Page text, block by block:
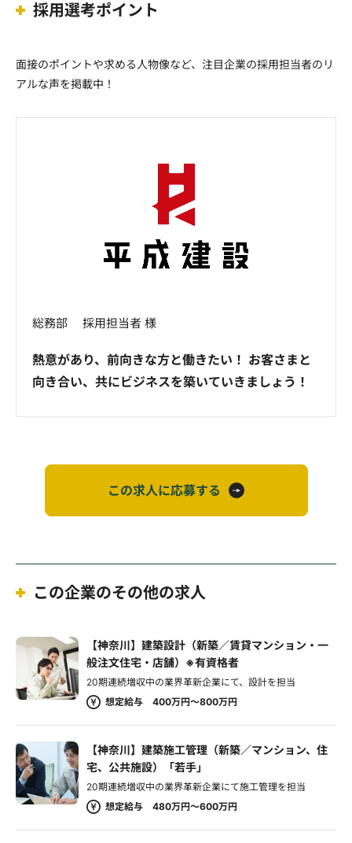
採用選考ポイント
面接のポイントや求める人物像など、注目企業の採用担当者のリ
アルな声を掲載中！
総務部 採用担当者 様
熱意があり、前向きな方と働きたい！ お客さまと
向き合い、共にビジネスを築いていきましょう！
この求人に応募する
この企業のその他の求人
【神奈川】建築設計（新築／賃貸マンション・一
般注文住宅・店舗）※有資格者
20期連続増収中の業界革新企業にて、設計を担当
想定給与 400万円～800万円
【神奈川】建築施工管理（新築／マンション、住
宅、公共施設）「若手」
20期連続増収中の業界革新企業にて施工管理を担当
想定給与 480万円～600万円